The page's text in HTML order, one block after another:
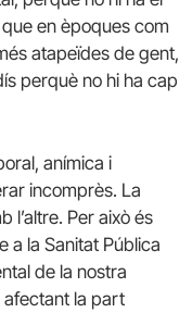
en èpoques com
atapeïdes de gent,
perquè no hi ha cap
anímica i
incomprès. La
l’altre. Per això és
a la Sanitat Pública
de la nostra
afectant la part